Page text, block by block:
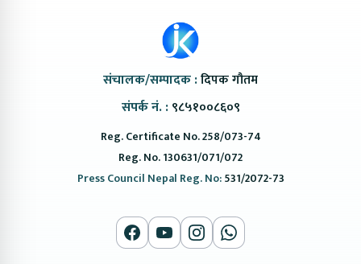
संचालक/सम्पादक :दिपक गौतम
संपर्क नं. : ९८५१००८६०९
Reg. Certificate No. 258/073-74
Reg. No. 130631/071/072
Press Council Nepal Reg. No:531/2072-73